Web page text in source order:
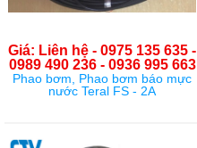
Giá: Liên hệ - 0975 135 635 -
0989 490 236 - 0936 995 663
Phao bơm, Phao bơm báo mực
nước Teral FS - 2A